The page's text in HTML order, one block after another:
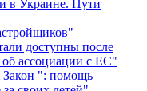
в Украине. Пути
доступны после
ассоциации с ЕС"
": помощь